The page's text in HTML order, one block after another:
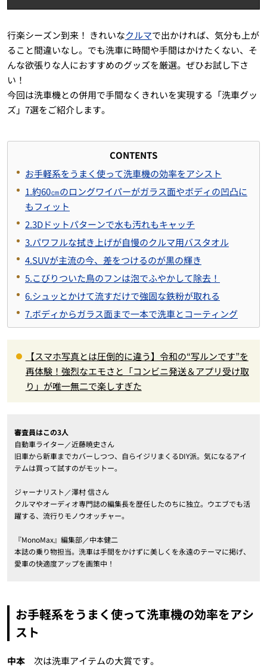
行楽シーズン到来！ きれいなクルマで出かければ、気分も上が
ること間違いなし。でも洗車に時間や手間はかけたくない、そ
んな欲張りな人におすすめのグッズを厳選。ぜひお試し下さ
い！
今回は洗車機との併用で手間なくきれいを実現する「洗車グッ
ズ」7選をご紹介します。
CONTENTS
お手軽系をうまく使って洗車機の効率をアシスト
1.約60㎝のロングワイパーがガラス面やボディの凹凸に
もフィット
2.3Dドットパターンで水も汚れもキャッチ
3.パワフルな拭き上げが自慢のクルマ用バスタオル
4.SUVが主流の今、差をつけるのが黒の輝き
5.こびりついた鳥のフンは泡でふやかして除去！
6.シュッとかけて流すだけで強固な鉄粉が取れる
7.ボディからガラス面まで一本で洗車とコーティング
【スマホ写真とは圧倒的に違う】令和の“写ルンです”を
再体験！強烈なエモさと「コンビニ発送＆アプリ受け取
り」が唯一無二で楽しすぎた
審査員はこの3人
自動車ライター／近藤暁史さん
旧車から新車までカバーしつつ、自らイジリまくるDIY派。気になるアイ
テムは買って試すのがモットー。
ジャーナリスト／澤村 信さん
クルマやオーディオ専門誌の編集長を歴任したのちに独立。ウエブでも活
躍する、流行りモノウオッチャー。
『MonoMax』編集部／中本健二
本誌の乗り物担当。洗車は手間をかけずに美しくを永遠のテーマに掲げ、
愛車の快適度アップを画策中！
お手軽系をうまく使って洗車機の効率をアシ
スト
中本次は洗車アイテムの大賞です。